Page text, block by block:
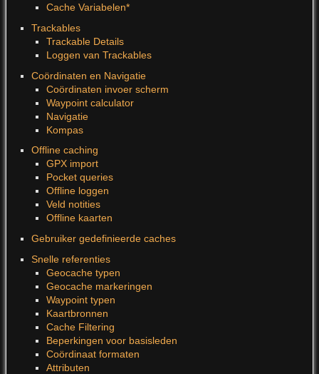
Cache Variabelen*
Trackables
Trackable Details
Loggen van Trackables
Coördinaten en Navigatie
Coördinaten invoer scherm
Waypoint calculator
Navigatie
Kompas
Offline caching
GPX import
Pocket queries
Offline loggen
Veld notities
Offline kaarten
Gebruiker gedefinieerde caches
Snelle referenties
Geocache typen
Geocache markeringen
Waypoint typen
Kaartbronnen
Cache Filtering
Beperkingen voor basisleden
Coördinaat formaten
Attributen